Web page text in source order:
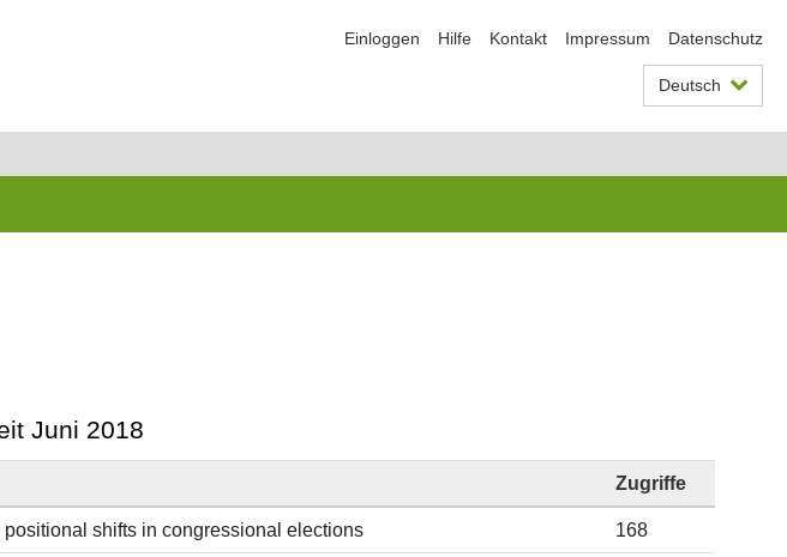
Einloggen Hilfe Kontakt Impressum Datenschutz
Deutsch
Juni 2018
Zugriffe
shifts in congressional elections 168